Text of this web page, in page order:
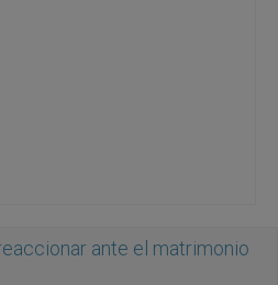
ante el matrimonio